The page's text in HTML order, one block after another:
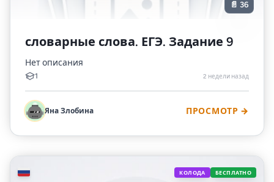
📄 36
словарные слова. ЕГЭ. Задание 9
Нет описания
1 2 недели назад
Яна Злобина ПРОСМОТР →
🇷🇺 КОЛОДА БЕСПЛАТНО